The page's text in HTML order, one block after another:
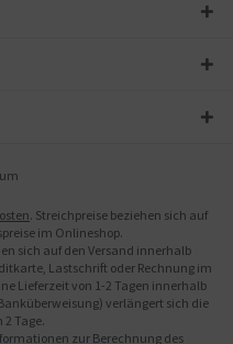
. Streichpreise beziehen sich auf
im Onlineshop.
sich auf den Versand innerhalb
Lastschrift oder Rechnung im
Lieferzeit von 1-2 Tagen innerhalb
verlängert sich die
Tage.
zur Berechnung des